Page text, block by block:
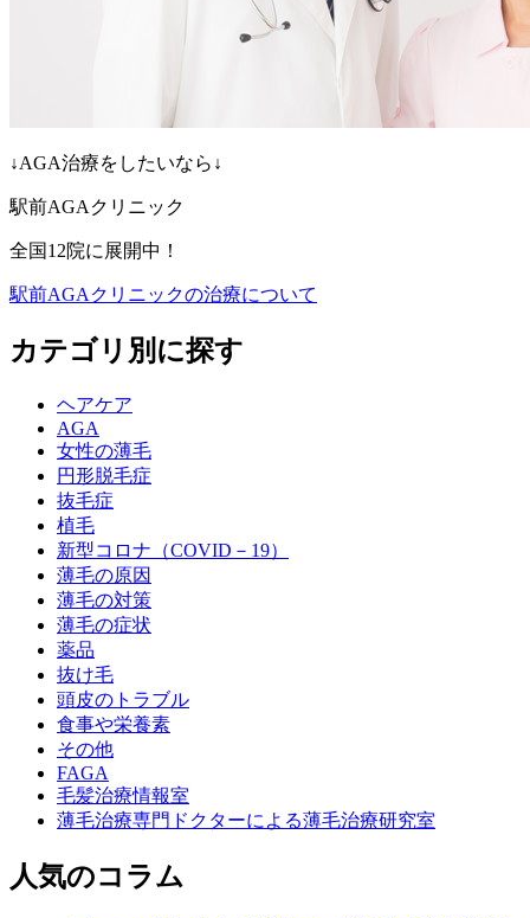
↓AGA治療をしたいなら↓
駅前AGAクリニック
全国12院に展開中！
駅前AGAクリニックの治療について
カテゴリ別に探す
ヘアケア
AGA
女性の薄毛
円形脱毛症
抜毛症
植毛
新型コロナ（COVID－19）
薄毛の原因
薄毛の対策
薄毛の症状
薬品
抜け毛
頭皮のトラブル
食事や栄養素
その他
FAGA
毛髪治療情報室
薄毛治療専門ドクターによる薄毛治療研究室
人気のコラム